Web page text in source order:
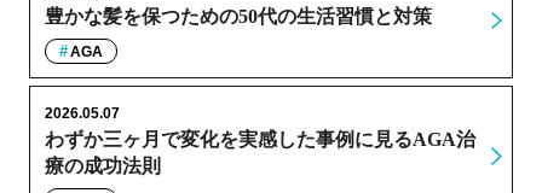
豊かな髪を保つための50代の生活習慣と対策
AGA
わずか三ヶ月で変化を実感した事例に見るAGA治
療の成功法則
2026.05.07